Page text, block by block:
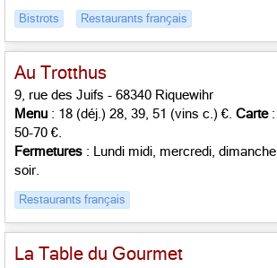
Bistrots Restaurants français
Au Trotthus
9, rue des Juifs - 68340 Riquewihr
Menu : 18 (déj.) 28, 39, 51 (vins c.) €. Carte:
50-70 €.
Fermetures : Lundi midi, mercredi, dimanche
soir.
Restaurants français
La Table du Gourmet